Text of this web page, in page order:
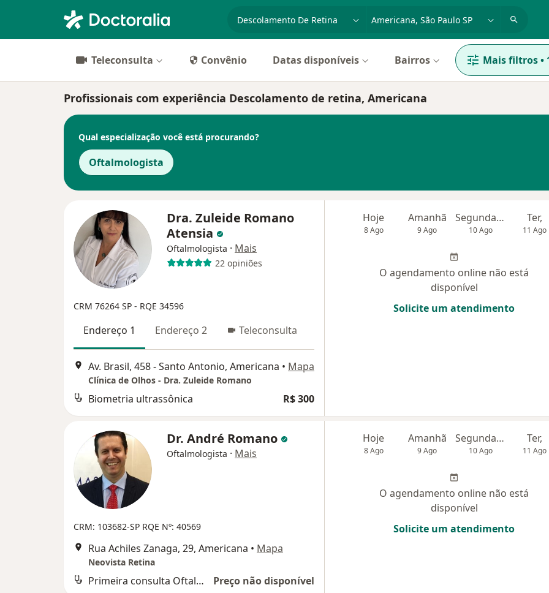
Teleconsulta Convênio Datas disponíveis Bairros Mais filtros•
Profissionais com experiência Descolamento de retina, Americana
Qual especialização você está procurando?
Oftalmologista
Dra. Zuleide Romano
Atensia
Oftalmologista · Mais
22 opiniões
CRM 76264 SP - RQE 34596
Endereço 1 Endereço 2 Teleconsulta
Av. Brasil, 458 - Santo Antonio, Americana • Mapa
Clínica de Olhos - Dra. Zuleide Romano
Biometria ultrassônica R$ 300
Hoje
8 Ago
Amanhã
9 Ago
Segunda-feira
10 Ago
Ter,
11 Ago
O agendamento online não está
disponível
Solicite um atendimento
Dr. André Romano
Oftalmologista · Mais
CRM: 103682-SP RQE Nº: 40569
Rua Achiles Zanaga, 29, Americana • Mapa
Neovista Retina
Primeira consulta Oftalmologia Preço não disponível
Hoje
8 Ago
Amanhã
9 Ago
Segunda-feira
10 Ago
Ter,
11 Ago
O agendamento online não está
disponível
Solicite um atendimento